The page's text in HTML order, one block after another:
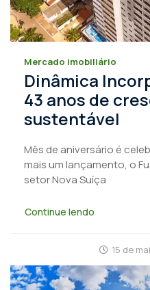
Mercado imobiliário
Dinâmica
43 anos de
sustentável
Mês de aniversário é
mais um lançamento, o
setor Nova Suíça
Continue lendo
15 de